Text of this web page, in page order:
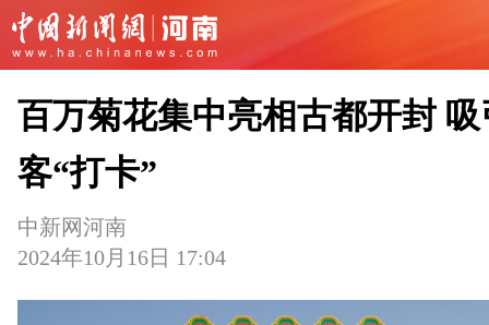
百万菊花集中亮相古都开封 吸
客“打卡”
中新网河南
2024年10月16日 17:04